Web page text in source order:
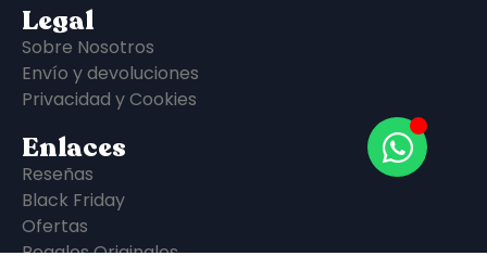
Legal
Sobre Nosotros
Envío y devoluciones
Privacidad y Cookies
Enlaces
Reseñas
Black Friday
Ofertas